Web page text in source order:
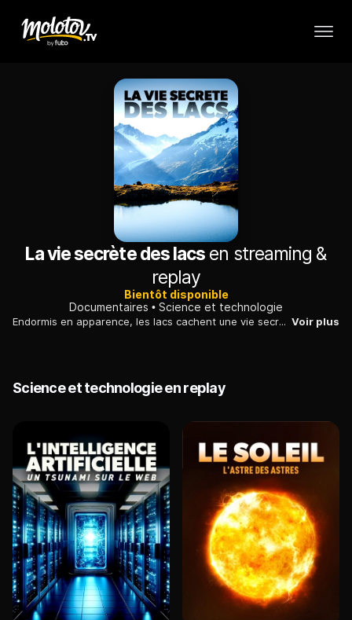
La vie secrète des lacs en streaming &
replay
Bientôt disponible
Documentaires
Science et technologie
Endormis en apparence, les lacs cachent une vie secrète, et obéissent à des cycles naturels. Voir plus
Science et technologie en replay